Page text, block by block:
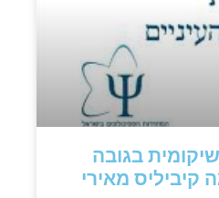
בגובה
קיביליס מאירי